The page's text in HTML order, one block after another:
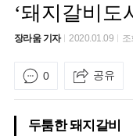
‘돼지갈비도
장라움 기자 2020.01.09
0 공유
두툼한 돼지갈비